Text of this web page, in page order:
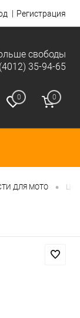
Регистрация
свободы
35-94-65
0 0
ДЛЯ МОТО •